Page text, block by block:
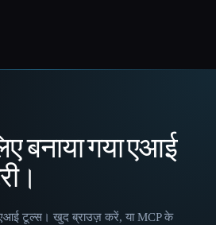
बनाया गया एआई
टूल्स। खुद ब्राउज़ करें, या MCP के